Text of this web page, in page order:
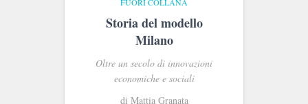
Storia del modello
Milano
Oltre un secolo di innovazioni
economiche e sociali
di Mattia Granata